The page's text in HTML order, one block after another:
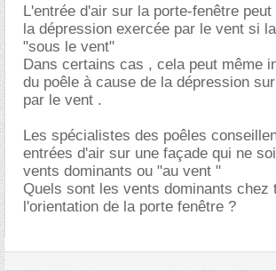
L'entrée d'air sur la porte-fenêtre
la dépression exercée par le vent si
"sous le vent"
Dans certains cas , cela peut même
du poêle à cause de la dépression
par le vent .
Les spécialistes des poêles
entrées d'air sur une façade qui ne
vents dominants ou "au vent "
Quels sont les vents dominants chez
l'orientation de la porte fenêtre ?